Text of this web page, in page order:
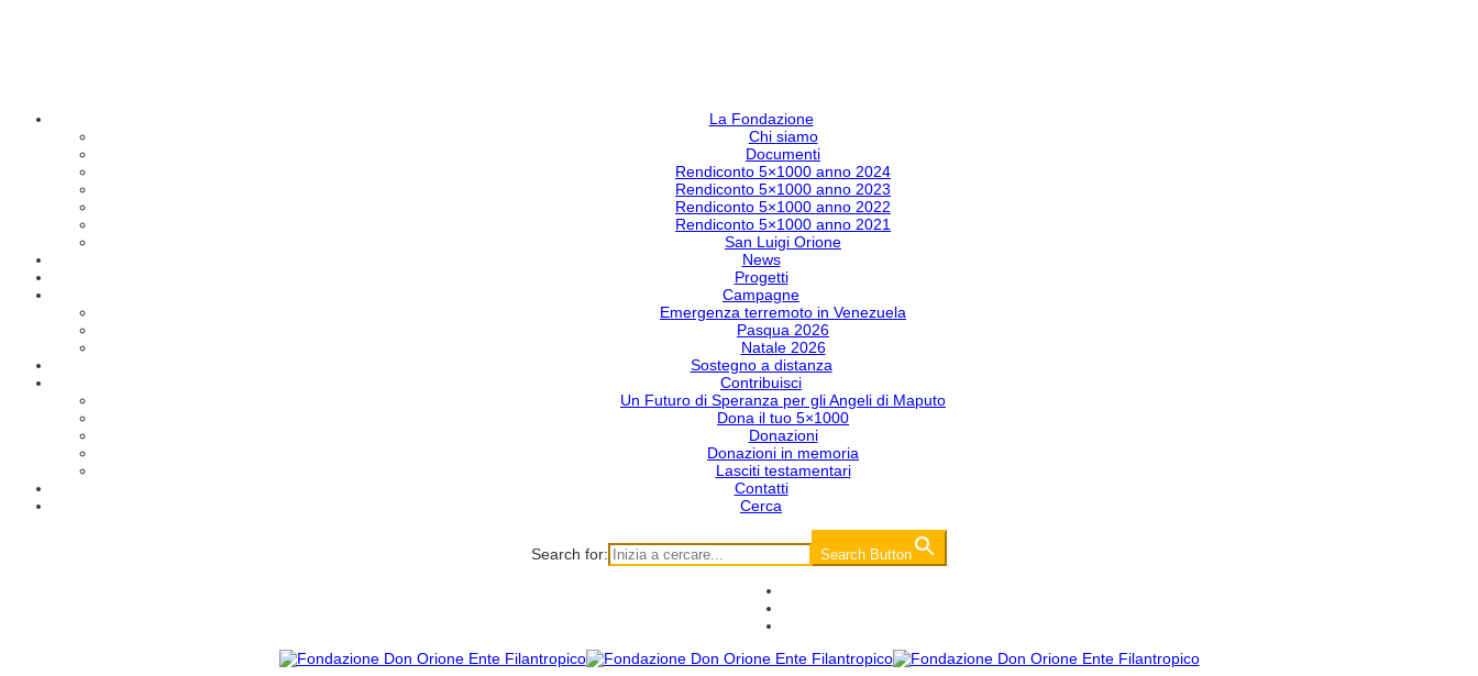
La Fondazione
Chi siamo
Documenti
Rendiconto 5×1000 anno 2024
Rendiconto 5×1000 anno 2023
Rendiconto 5×1000 anno 2022
Rendiconto 5×1000 anno 2021
San Luigi Orione
News
Progetti
Campagne
Emergenza terremoto in Venezuela
Pasqua 2026
Natale 2026
Sostegno a distanza
Contribuisci
Un Futuro di Speranza per gli Angeli di Maputo
Dona il tuo 5×1000
Donazioni
Donazioni in memoria
Lasciti testamentari
Contatti
Cerca
Search for: Search Button